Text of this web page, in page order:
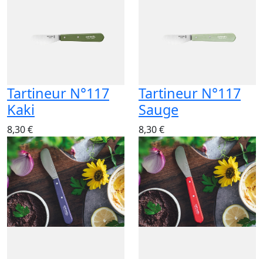
Tartineur N°117
Kaki
8,30 €
Tartineur N°117
Sauge
8,30 €